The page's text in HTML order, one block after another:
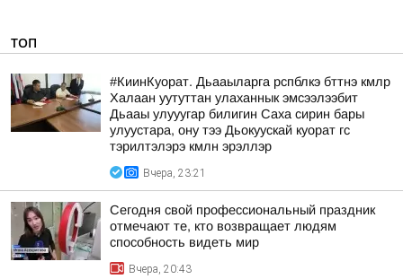
ТОП
#КиинКуорат. Дьааыларга рспблкэ бттнэ кмлр
Халаан уутуттан улаханнык эмсээлээбит
Дьааы улууугар билигин Саха сирин бары
улуустара, ону тээ Дьокуускай куорат гс
тэрилтэлэрэ кмлн эрэллэр
Вчера, 23:21
Сегодня свой профессиональный праздник
отмечают те, кто возвращает людям
способность видеть мир
Вчера, 20:43